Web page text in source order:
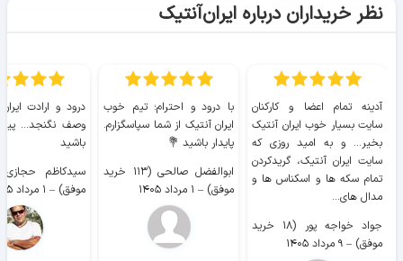
نظر خریداران درباره ایران‌آنتیک
آدینه تمام اعضا و کارکنان
سایت بسیار خوب ايران آنتیک
بخیر... و به امید روزی که
سایت ايران آنتیک، گریدکردن
تمام سکه ها و اسکناس ها و
مدال های...
جواد خواجه پور (۱۸ خرید
موفق) – ۹ مرداد ۱۴۰۵
با درود و احترام؛ تیم خوب
ایران آنتیک از شما سپاسگزارم.
پایدار باشید 💐
ابوالفضل صالحی (۱۱۳ خرید
موفق) – ۱ مرداد ۱۴۰۵
درود و ارادت
وصف نگنجد...
باشید
موفق) – ۱ مرداد ۱۴۰۵